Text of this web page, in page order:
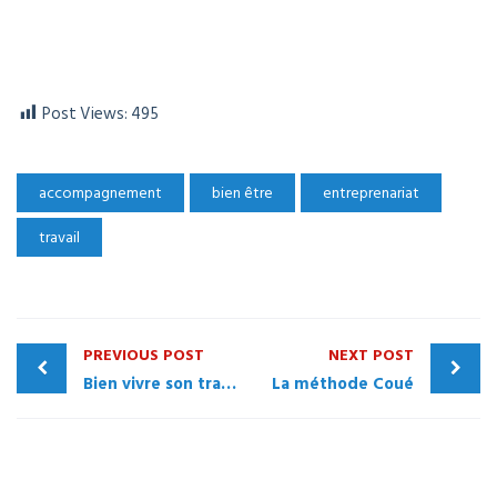
Post Views: 495
accompagnement bien être
entreprenariat
travail
PREVIOUS POST
Bien vivre son travail au moment de crise
NEXT POST
La méthode Coué